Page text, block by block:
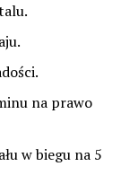
na prawo
w biegu na 5